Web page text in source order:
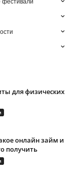
для физических
онлайн займ и
получить